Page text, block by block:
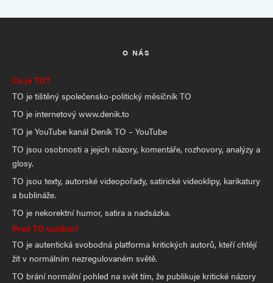
O NÁS
Co je TO?
TO je tištěný společensko-politický měsíčník TO
TO je internetový www.denik.to
TO je YouTube kanál Deník TO – YouTube
TO jsou osobnosti a jejich názory, komentáře, rozhovory, analýzy a
glosy.
TO jsou texty, autorské videopořady, satirické videoklipy, karikatury
a bublináže.
TO je nekorektní humor, satira a nadsázka.
Proč TO vzniklo?
TO je autentická svobodná platforma kritických autorů, kteří chtějí
žít v normálním nezregulovaném světě.
TO brání normální pohled na svět tím, že publikuje kritické názory